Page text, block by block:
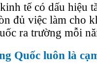
tế có dấu hiệu
đủ việc làm cho
ra trường mỗi
Quốc luôn là